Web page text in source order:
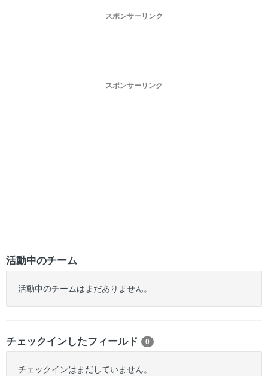
スポンサーリンク
スポンサーリンク
活動中のチーム
活動中のチームはまだありません。
チェックインしたフィールド 0
チェックインはまだしていません。